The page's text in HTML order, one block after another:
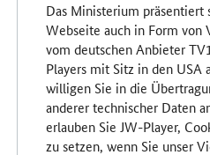
Das Ministerium präsentiert
Webseite auch in Form von
vom deutschen Anbieter
Players mit Sitz in den USA
willigen Sie in die
anderer technischer Daten
erlauben Sie JW-Player,
zu setzen, wenn Sie unser